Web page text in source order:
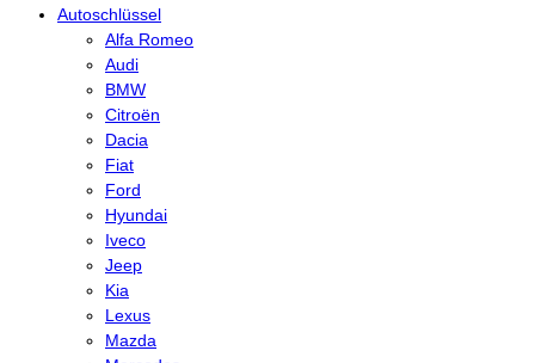
Autoschlüssel
Alfa Romeo
Audi
BMW
Citroën
Dacia
Fiat
Ford
Hyundai
Iveco
Jeep
Kia
Lexus
Mazda